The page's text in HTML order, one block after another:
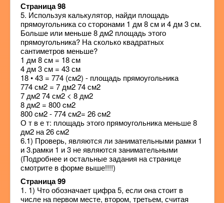
Страница 98
5. Используя калькулятор, найди площадь
прямоугольника со сторонами 1 дм 8 см и 4 дм 3 см.
Больше или меньше 8 дм2 площадь этого
прямоугольника? На сколько квадратных
сантиметров меньше?
1 дм 8 см = 18 см
4 дм 3 см = 43 см
18 • 43 = 774 (см2) - площадь прямоугольника
774 см2 = 7 дм2 74 см2
7 дм2 74 см2 < 8 дм2
8 дм2 = 800 cм2
800 cм2 - 774 см2= 26 cм2
О т в е т: площадь этого прямоугольника меньше 8
дм2 на 26 cм2
6.1) Проверь, являются ли занимательными рамки 1
и 3.рамки 1 и 3 не являются занимательными
(Подробнее и остальные задания на странице
смотрите в форме выше!!!!)
Страница 99
1. 1) Что обозначает цифра 5, если она стоит в
числе на первом месте, втором, третьем, считая